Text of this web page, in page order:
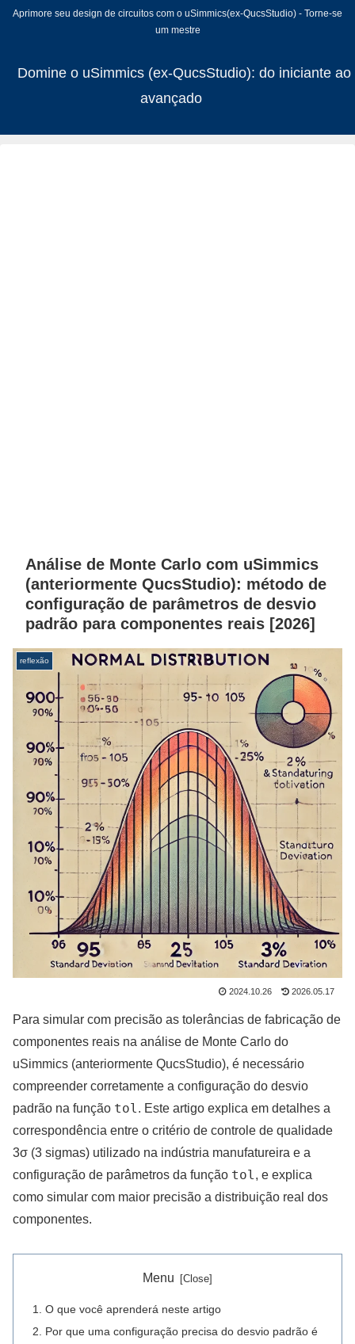
Aprimore seu design de circuitos com o uSimmics(ex-QucsStudio) - Torne-se
um mestre
Domine o uSimmics (ex-QucsStudio): do iniciante ao
avançado
Análise de Monte Carlo com uSimmics
(anteriormente QucsStudio): método de
configuração de parâmetros de desvio
padrão para componentes reais [2026]
reflexão
2024.10.26 2026.05.17
Para simular com precisão as tolerâncias de fabricação de
componentes reais na análise de Monte Carlo do
uSimmics (anteriormente QucsStudio), é necessário
compreender corretamente a configuração do desvio
padrão na função tol. Este artigo explica em detalhes a
correspondência entre o critério de controle de qualidade
3σ (3 sigmas) utilizado na indústria manufatureira e a
configuração de parâmetros da função tol, e explica
como simular com maior precisão a distribuição real dos
componentes.
Menu
O que você aprenderá neste artigo
Por que uma configuração precisa do desvio padrão é